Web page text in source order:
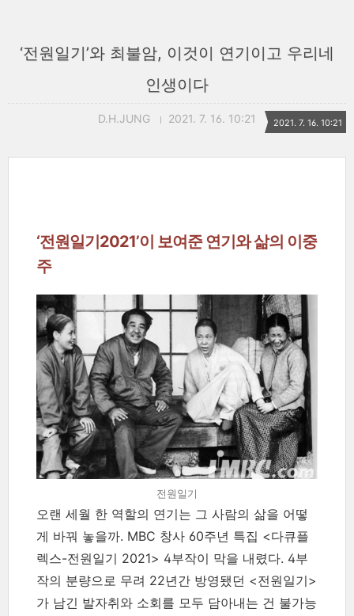
‘전원일기’와 최불암, 이것이 연기이고 우리네
인생이다
D.H.JUNG 2021. 7. 16. 10:21 2021. 7. 16. 10:21
‘전원일기2021’이 보여준 연기와 삶의 이중
주
전원일기
오랜 세월 한 역할의 연기는 그 사람의 삶을 어떻
게 바꿔 놓을까. MBC 창사 60주년 특집 <다큐플
렉스-전원일기 2021> 4부작이 막을 내렸다. 4부
작의 분량으로 무려 22년간 방영됐던 <전원일기>
가 남긴 발자취와 소회를 모두 담아내는 건 불가능